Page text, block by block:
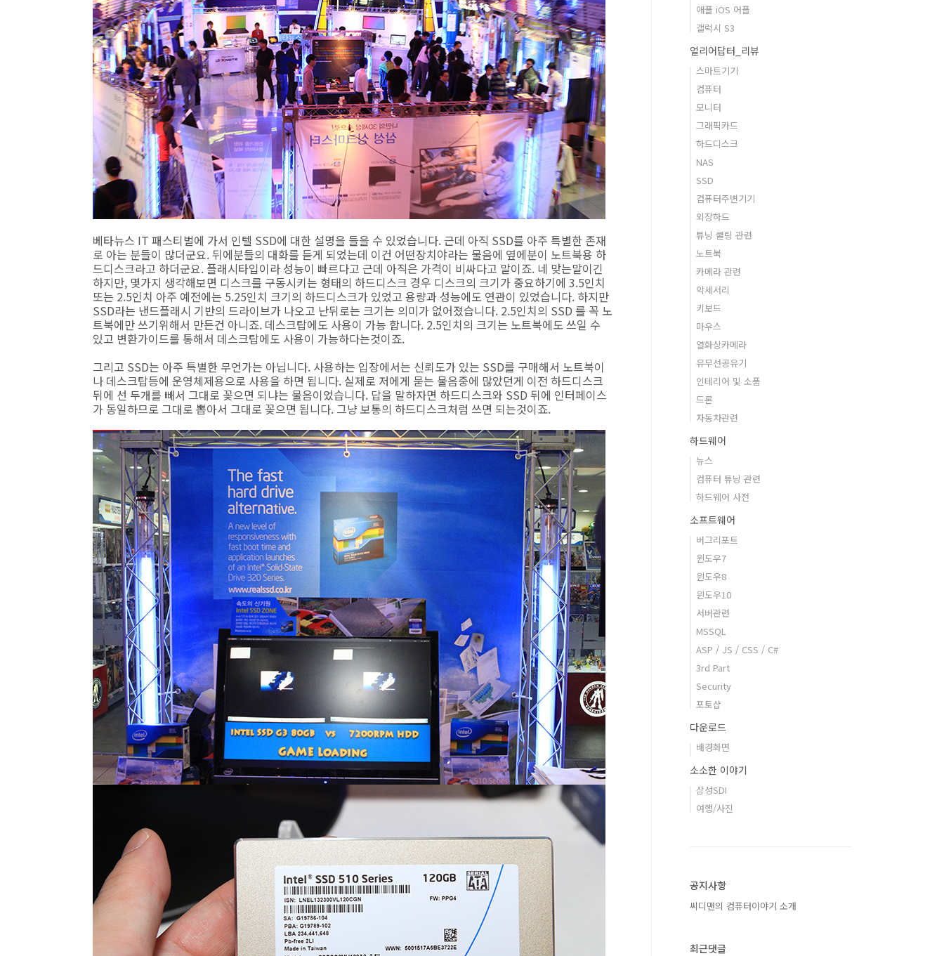
베타뉴스 IT 패스티벌에 가서 인텔 SSD에 대한 설명을 들을 수 있었습니다. 근데 아직 SSD를 아주 특별한 존재
로 아는 분들이 많더군요. 뒤에분들의 대화를 듣게 되었는데 이건 어떤장치야라는 물음에 옆에분이 노트북용 하
드디스크라고 하더군요. 플래시타입이라 성능이 빠르다고 근데 아직은 가격이 비싸다고 말이죠. 네 맞는말이긴
하지만, 몇가지 생각해보면 디스크를 구동시키는 형태의 하드디스크 경우 디스크의 크기가 중요하기에 3.5인치
또는 2.5인치 아주 예전에는 5.25인치 크기의 하드디스크가 있었고 용량과 성능에도 연관이 있었습니다. 하지만
SSD라는 낸드플래시 기반의 드라이브가 나오고 난뒤로는 크기는 의미가 없어졌습니다. 2.5인치의 SSD 를 꼭 노
트북에만 쓰기위해서 만든건 아니죠. 데스크탑에도 사용이 가능 합니다. 2.5인치의 크기는 노트북에도 쓰일 수
있고 변환가이드를 통해서 데스크탑에도 사용이 가능하다는것이죠.
그리고 SSD는 아주 특별한 무언가는 아닙니다. 사용하는 입장에서는 신뢰도가 있는 SSD를 구매해서 노트북이
나 데스크탑등에 운영체제용으로 사용을 하면 됩니다. 실제로 저에게 묻는 물음중에 많았던게 이전 하드디스크
뒤에 선 두개를 빼서 그대로 꽂으면 되냐는 물음이었습니다. 답을 말하자면 하드디스크와 SSD 뒤에 인터페이스
가 동일하므로 그대로 뽑아서 그대로 꽂으면 됩니다. 그냥 보통의 하드디스크처럼 쓰면 되는것이죠.
애플 iOS 어플
갤럭시 S3
얼리어답터_리뷰
스마트기기
컴퓨터
모니터
그래픽카드
하드디스크
NAS
SSD
컴퓨터주변기기
외장하드
튜닝 쿨링 관련
노트북
카메라 관련
악세서리
키보드
마우스
열화상카메라
유무선공유기
인테리어 및 소품
드론
자동차관련
하드웨어
뉴스
컴퓨터 튜닝 관련
하드웨어 사전
소프트웨어
버그리포트
윈도우7
윈도우8
윈도우10
서버관련
MSSQL
ASP / JS / CSS / C#
3rd Part
Security
포토샵
다운로드
배경화면
소소한 이야기
삼성SDI
여행/사진
공지사항
씨디맨의 컴퓨터이야기 소개
최근댓글